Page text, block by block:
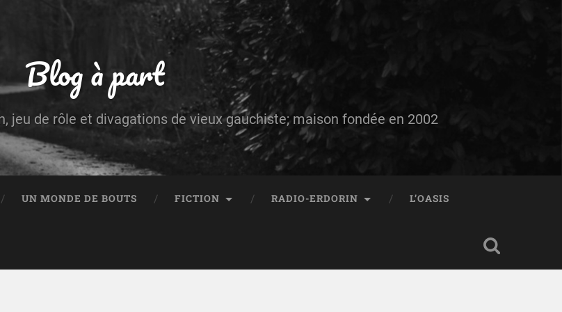
Blog à part
jeu de rôle et divagations de vieux gauchiste; maison fondée en 2002
UN MONDE DE BOUTS FICTION RADIO-ERDORIN L’OASIS